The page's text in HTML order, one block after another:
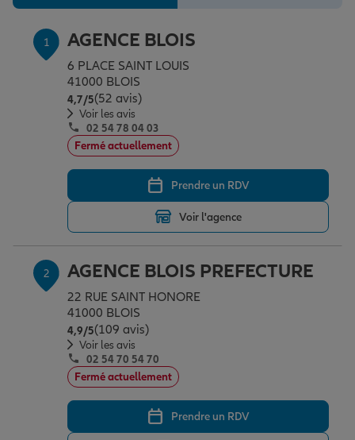
Assurance emprunteur
Prévoyance et dépendance
Assurance animal de compagnie
Protection de la famille
Protection juridique
Épargne & retraite
Plan épargne retraite
Assurance vie
Placements financiers
Investissements immobiliers
Transmission
Vos projets
Partir en vacances
Changer de voiture
Départ à la retraite
Préparer l’avenir
Conseil assurance
Assurance auto
Assurance habitation
Le Pack Famille
Garantie des accidents de la vie
Professionnels
Allianz en France
1 AGENCE BLOIS
6 PLACE SAINT LOUIS
41000 BLOIS
4,7/5Note de 4.7 sur 5
(52 avis)
Voir les avis
02 54 78 04 03
Fermé actuellement
Prendre un RDV
Voir l'agence
2 AGENCE BLOIS PREFECTURE
22 RUE SAINT HONORE
41000 BLOIS
4,9/5Note de 4.9 sur 5
(109 avis)
Voir les avis
02 54 70 54 70
Fermé actuellement
Prendre un RDV